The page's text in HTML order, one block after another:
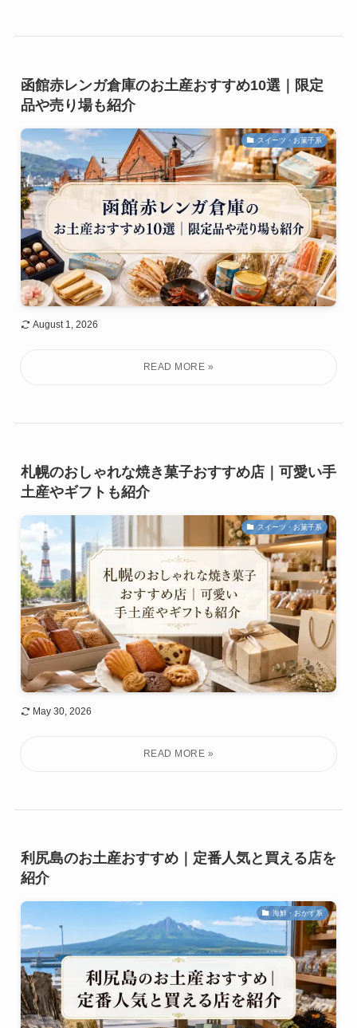
函館赤レンガ倉庫のお土産おすすめ10選｜限定
品や売り場も紹介
スイーツ・お菓子系
August 1, 2026
札幌のおしゃれな焼き菓子おすすめ店｜可愛い手
土産やギフトも紹介
スイーツ・お菓子系
May 30, 2026
利尻島のお土産おすすめ｜定番人気と買える店を
紹介
海鮮・おかず系